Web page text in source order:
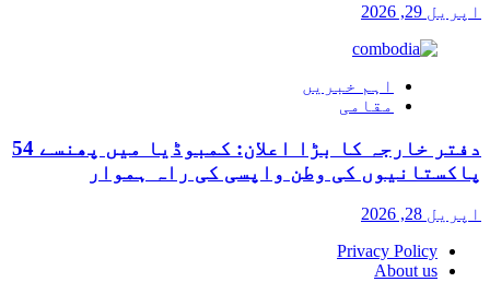
اپریل 29, 2026
اہم خبریں
مقامی
دفتر خارجہ کا بڑا اعلان: کمبوڈیا میں پھنسے 54
پاکستانیوں کی وطن واپسی کی راہ ہموار
اپریل 28, 2026
Privacy Policy
About us